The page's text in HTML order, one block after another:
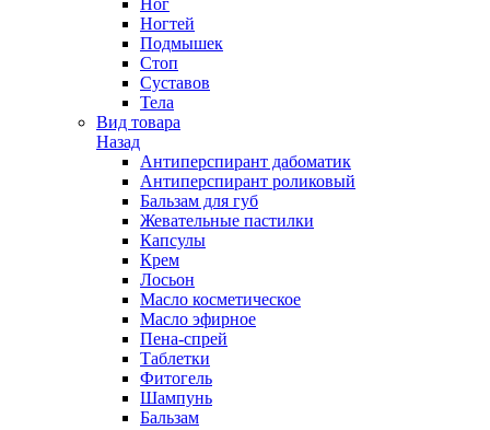
Ног
Ногтей
Подмышек
Стоп
Суставов
Тела
Вид товара
Назад
Антиперспирант дабоматик
Антиперспирант роликовый
Бальзам для губ
Жевательные пастилки
Капсулы
Крем
Лосьон
Масло косметическое
Масло эфирное
Пена-спрей
Таблетки
Фитогель
Шампунь
Бальзам